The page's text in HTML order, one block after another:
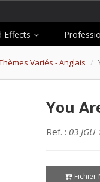
Effects
Variés - Anglais
You
Ref. : 03 JGU
Fichier